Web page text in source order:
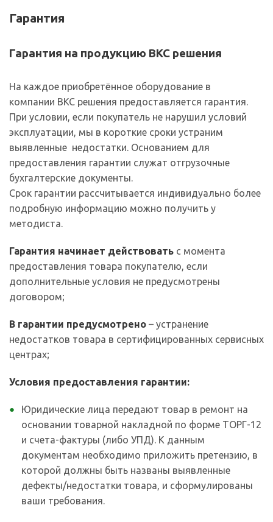
Гарантия
Гарантия на продукцию ВКС решения
На каждое приобретённое оборудование в
компании ВКС решения предоставляется гарантия.
При условии, если покупатель не нарушил условий
эксплуатации, мы в короткие сроки устраним
выявленные недостатки. Основанием для
предоставления гарантии служат отгрузочные
бухгалтерские документы.
Срок гарантии рассчитывается индивидуально более
подробную информацию можно получить у
методиста.
Гарантия начинает действовать с момента
предоставления товара покупателю, если
дополнительные условия не предусмотрены
договором;
В гарантии предусмотрено – устранение
недостатков товара в сертифицированных сервисных
центрах;
Условия предоставления гарантии:
Юридические лица передают товар в ремонт на
основании товарной накладной по форме ТОРГ-12
и счета-фактуры (либо УПД). К данным
документам необходимо приложить претензию, в
которой должны быть названы выявленные
дефекты/недостатки товара, и сформулированы
ваши требования.